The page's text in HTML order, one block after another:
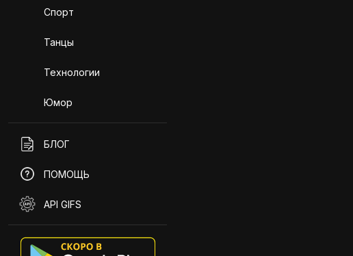
Спорт
Танцы
Технологии
Юмор
БЛОГ
ПОМОЩЬ
API GIFS